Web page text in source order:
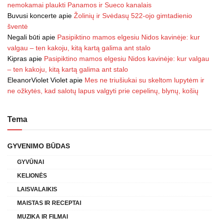
nemokamai plaukti Panamos ir Sueco kanalais
Buvusi koncerte apie Žolinių ir Svėdasų 522-ojo gimtadienio
šventė
Negali būti apie Pasipiktino mamos elgesiu Nidos kavinėje: kur
valgau – ten kakoju, kitą kartą galima ant stalo
Kipras apie Pasipiktino mamos elgesiu Nidos kavinėje: kur valgau
– ten kakoju, kitą kartą galima ant stalo
EleanorViolet Violet apie Mes ne triušiukai su skeltom lupytėm ir
ne ožkytės, kad salotų lapus valgyti prie cepelinų, blynų, košių
Tema
GYVENIMO BŪDAS
GYVŪNAI
KELIONĖS
LAISVALAIKIS
MAISTAS IR RECEPTAI
MUZIKA IR FILMAI